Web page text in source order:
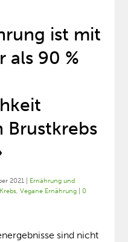
ist mit
als 90 %
Brustkrebs
2021
Ernährung und
,Vegane Ernährung |0
sind nicht